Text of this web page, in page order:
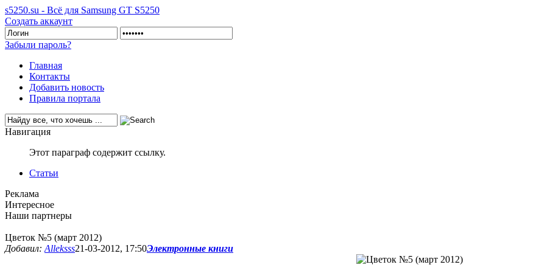
s5250.su - Всё для Samsung GT S5250
Создать аккаунт
Забыли пароль?
Главная
Контакты
Добавить новость
Правила портала
Навигация
Этот параграф содержит ссылку.
Статьи
Реклама
Интересное
Наши партнеры
Цветок №5 (март 2012)
Добавил: Alleksss21-03-2012, 17:50Электронные книги